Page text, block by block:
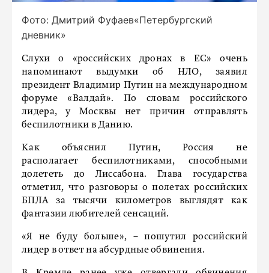
Фото: Дмитрий Фуфаев«Петербургский
дневник»
Слухи о «российских дронах в ЕС» очень
напоминают выдумки об НЛО, заявил
президент Владимир Путин на международном
форуме «Валдай». По словам российского
лидера, у Москвы нет причин отправлять
беспилотники в Данию.
Как объяснил Путин, Россия не
располагает беспилотниками, способными
долететь до Лиссабона. Глава государства
отметил, что разговоры о полетах российских
БПЛА за тысячи километров выглядят как
фантазии любителей сенсаций.
«Я не буду больше», – пошутил российский
лидер в ответ на абсурдные обвинения.